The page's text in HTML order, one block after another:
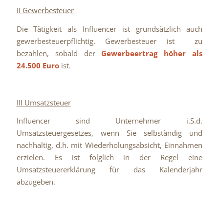
II Gewerbesteuer
Die Tätigkeit als Influencer ist grundsätzlich auch
gewerbesteuerpflichtig. Gewerbesteuer ist zu
bezahlen, sobald der Gewerbeertrag höher als
24.500 Euroist.
III Umsatzsteuer
Influencer sind Unternehmer i.S.d.
Umsatzsteuergesetzes, wenn Sie selbständig und
nachhaltig, d.h. mit Wiederholungsabsicht, Einnahmen
erzielen. Es ist folglich in der Regel eine
Umsatzsteuererklärung für das Kalenderjahr
abzugeben.